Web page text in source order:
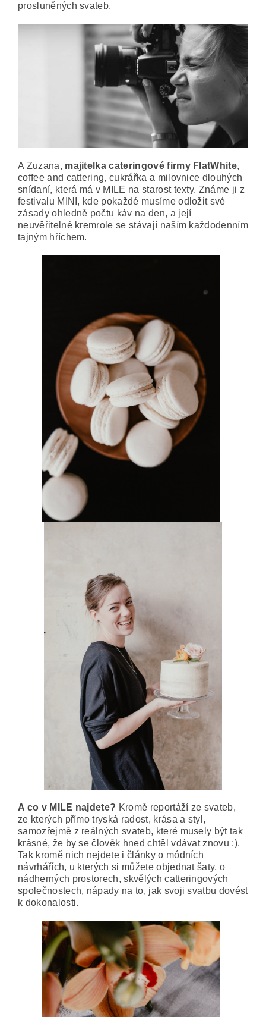
prosluněných svateb.
A Zuzana, majitelka cateringové firmy FlatWhite,
coffee and cattering, cukrářka a milovnice dlouhých
snídaní, která má v MILE na starost texty. Známe ji z
festivalu MINI, kde pokaždé musíme odložit své
zásady ohledně počtu káv na den, a její
neuvěřitelné kremrole se stávají naším každodenním
tajným hříchem.
A co v MILE najdete? Kromě reportáží ze svateb,
ze kterých přímo tryská radost, krása a styl,
samozřejmě z reálných svateb, které musely být tak
krásné, že by se člověk hned chtěl vdávat znovu :).
Tak kromě nich nejdete i články o módních
návrhářích, u kterých si můžete objednat šaty, o
nádherných prostorech, skvělých catteringových
společnostech, nápady na to, jak svoji svatbu dovést
k dokonalosti.